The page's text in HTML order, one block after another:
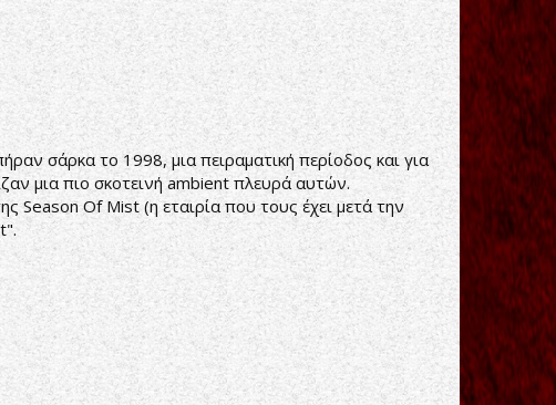
σάρκα το 1998, μια πειραματική περίοδος και για
μια πιο σκοτεινή ambient πλευρά αυτών.
Of Mist (η εταιρία που τους έχει μετά την